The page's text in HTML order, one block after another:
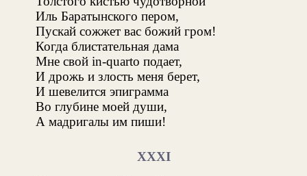
Иль Баратынского пером,
Пускай сожжет вас божий гром!
Когда блистательная дама
Мне свой in-quarto подает,
И дрожь и злость меня берет,
И шевелится эпиграмма
Во глубине моей души,
А мадригалы им пиши!
XXXI